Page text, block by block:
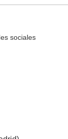
sociales